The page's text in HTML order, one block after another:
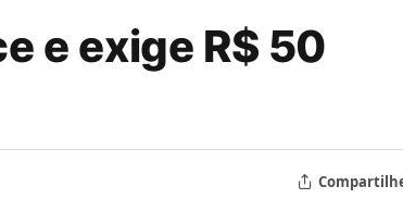
e exige R$ 50